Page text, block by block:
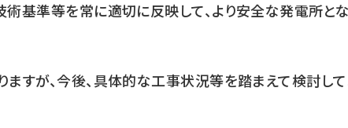
基準等を常に適切に反映して、より安全な発電所と
すが、今後、具体的な工事状況等を踏まえて検討し